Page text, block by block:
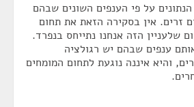
על פי הענפים השונים שבהם
זרים. אין בסקירה הזאת את תחום
שלעניין הזה אנחנו נתייחס בנפרד.
ענפים שבהם יש רגולציה
והיא איננה נוגעת לתחום המומחים